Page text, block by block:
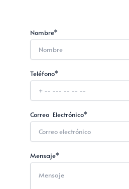
Nombre*
Teléfono*
Correo Electrónico*
Mensaje*